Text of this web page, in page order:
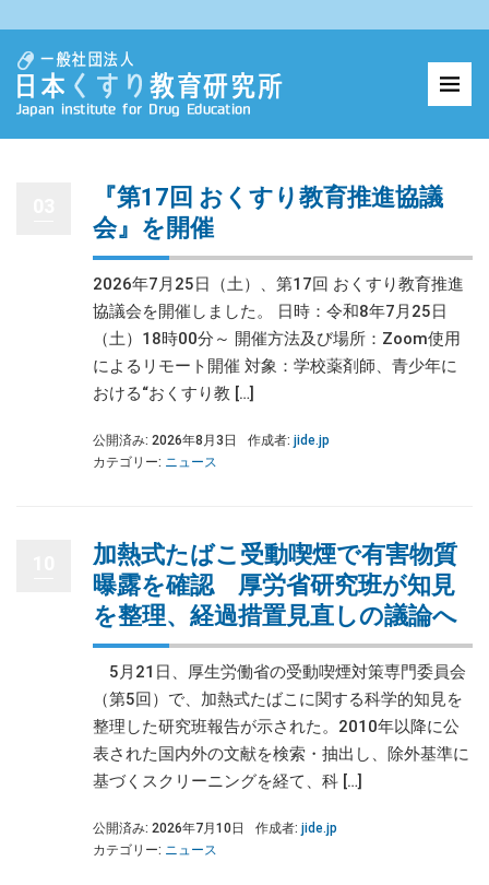
『第17回 おくすり教育推進協議
会』を開催
2026年7月25日（土）、第17回 おくすり教育推進
協議会を開催しました。 日時：令和8年7月25日
（土）18時00分～ 開催方法及び場所：Zoom使用
によるリモート開催 対象：学校薬剤師、青少年に
おける“おくすり教 […]
公開済み: 2026年8月3日 作成者: jide.jp
カテゴリー: ニュース
加熱式たばこ受動喫煙で有害物質
曝露を確認 厚労省研究班が知見
を整理、経過措置見直しの議論へ
5月21日、厚生労働省の受動喫煙対策専門委員会
（第5回）で、加熱式たばこに関する科学的知見を
整理した研究班報告が示された。2010年以降に公
表された国内外の文献を検索・抽出し、除外基準に
基づくスクリーニングを経て、科 […]
公開済み: 2026年7月10日 作成者: jide.jp
カテゴリー: ニュース